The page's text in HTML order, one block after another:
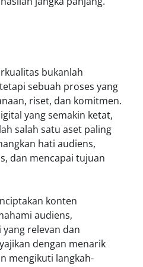
bukanlah
sebuah proses yang
riset, dan komitmen.
yang semakin ketat,
salah satu aset paling
hati audiens,
dan mencapai tujuan
konten
audiens,
relevan dan
dengan menarik
mengikuti langkah-